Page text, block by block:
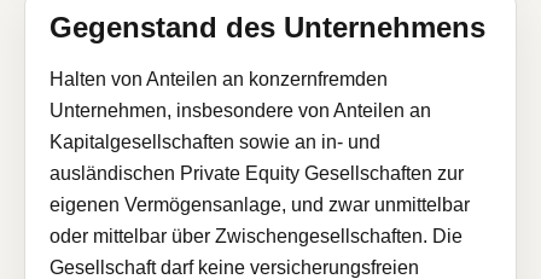
Gegenstand des Unternehmens
Halten von Anteilen an konzernfremden
Unternehmen, insbesondere von Anteilen an
Kapitalgesellschaften sowie an in- und
ausländischen Private Equity Gesellschaften zur
eigenen Vermögensanlage, und zwar unmittelbar
oder mittelbar über Zwischengesellschaften. Die
Gesellschaft darf keine versicherungsfreien